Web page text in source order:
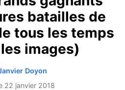
batailles de
tous les temps
images)
Doyon
22 janvier 2018